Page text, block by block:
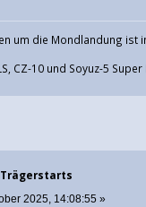
um die Mondlandung
CZ-10 und Soyuz-5
Trägerstarts
2025, 14:08:55 »